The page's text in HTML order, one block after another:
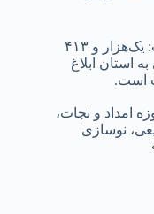
مدیرکل مدیریت بحران گلستان ابراز داشت: یک‌هزار و ۴۱۳
استان ابلاغ
است.
امداد و نجات،
نوسازی